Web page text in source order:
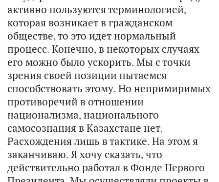
активно пользуются терминологией,
которая возникает в гражданском
обществе, то это идет нормальный
процесс. Конечно, в некоторых случаях
его можно было ускорить. Мы с точки
зрения своей позиции пытаемся
способствовать этому. Но непримиримых
противоречий в отношении
национализма, национального
самосознания в Казахстане нет.
Расхождения лишь в тактике. На этом я
заканчиваю. Я хочу сказать, что
действительно работал в Фонде Первого